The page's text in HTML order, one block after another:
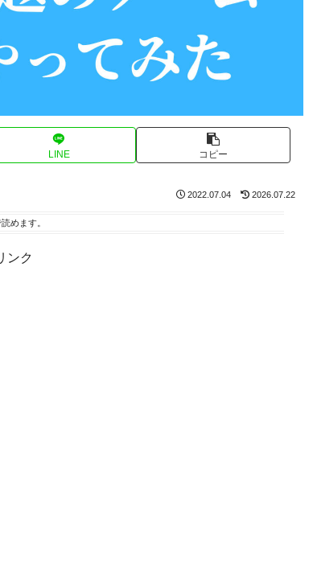
LINE コピー
2022.07.04 2026.07.22
めます。
ンク